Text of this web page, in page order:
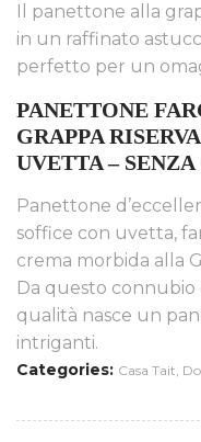
Il panettone alla
in un raffinato
perfetto per un
PANETTONE
GRAPPA
UVETTA –
Panettone
soffice con uvetta,
crema morbida alla
Da questo
qualità nasce un
intriganti.
Categories: Casa Tait,